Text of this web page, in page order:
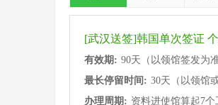
[武汉送签]韩国单次签证
有效期: 90天（以领馆签发为
最长停留时间: 30天（以领馆
办理周期: 资料进使馆算起7